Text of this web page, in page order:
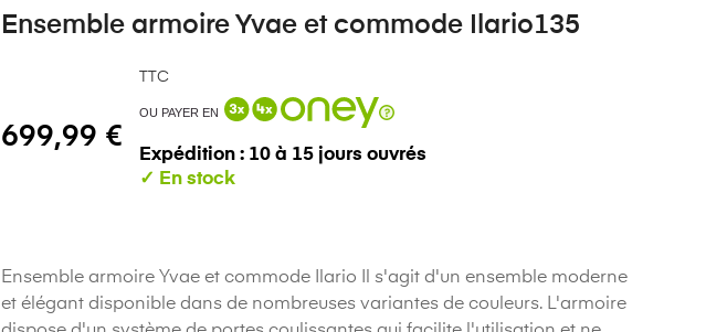
Ensemble armoire Yvae et commode Ilario135
699,99 €
TTC
OU PAYER EN
Expédition : 10 à 15 jours ouvrés
Ensemble armoire Yvae et commode Ilario Il s'agit d'un ensemble moderne
et élégant disponible dans de nombreuses variantes de couleurs. L'armoire